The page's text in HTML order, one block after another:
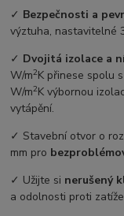
✓ Bezpečnosti a
výztuha, nastavitelné
✓ Dvojitá izolace a
W/m2K přinese spolu
W/m2K výbornou
vytápění.
✓ Stavební otvor o
mm pro
✓ Užijte si nerušený
a odolnosti proti